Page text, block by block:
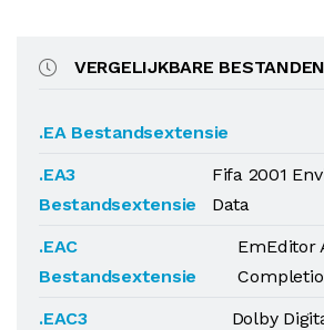
VERGELIJKBARE BESTANDEN
.EA Bestandsextensie
.EA3
Bestandsextensie
Fifa 2001
Data
.EAC
Bestandsextensie
EmEditor
.EAC3
Dolby